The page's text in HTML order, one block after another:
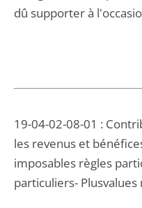
dû supporter à
19-04-02-08-01 :
les revenus et
imposables règles
particuliers-